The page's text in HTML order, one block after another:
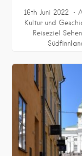
16th Juni 2022
Kultur und
Reiseziel